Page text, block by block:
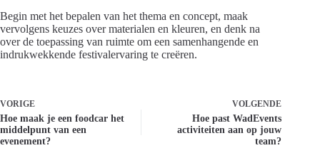
Begin met het bepalen van het thema en concept, maak
vervolgens keuzes over materialen en kleuren, en denk na
over de toepassing van ruimte om een samenhangende en
indrukwekkende festivalervaring te creëren.
VORIGE
Hoe maak je een foodcar het
middelpunt van een
evenement?
VOLGENDE
Hoe past WadEvents
activiteiten aan op jouw
team?